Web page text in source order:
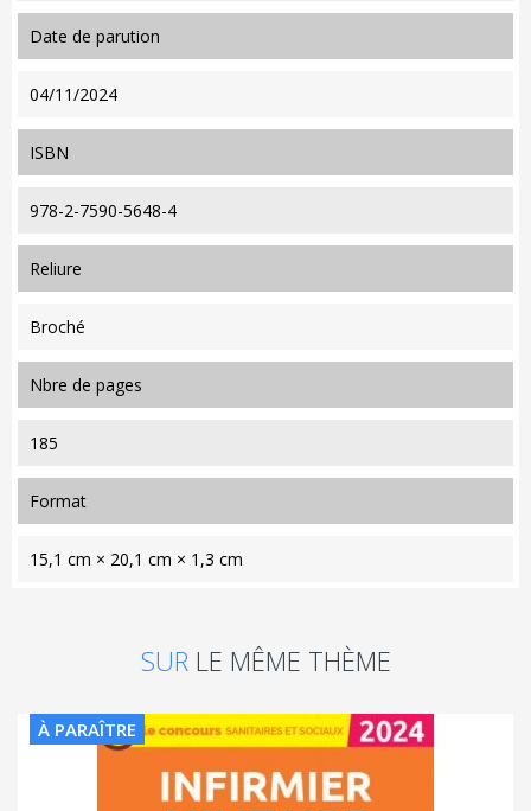
date de parution
04/11/2024
ISBN
978-2-7590-5648-4
reliure
Broché
nbre de pages
185
format
15,1 cm × 20,1 cm × 1,3 cm
SUR LE MÊME THÈME
À PARAÎTRE